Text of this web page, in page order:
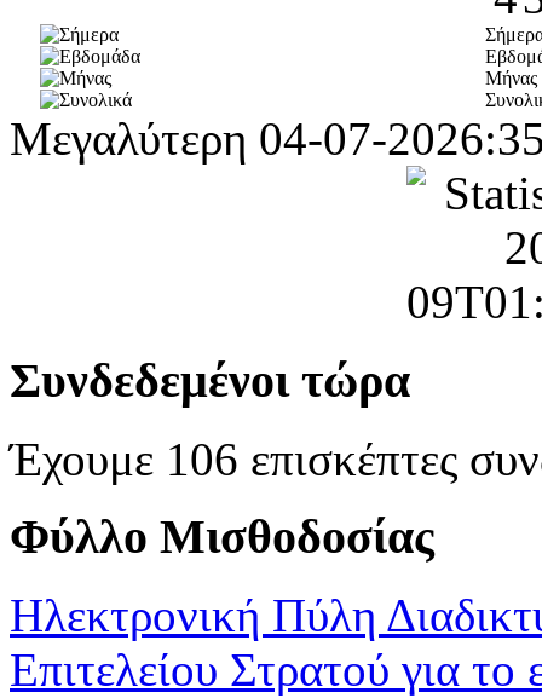
Μήνας
Μεγαλύτερη 04-07-
Συνδεδεμένοι τώρα
Έχουμε 106 επισκέπτες
Φύλλο Μισθοδοσίας
Ηλεκτρονική Πύλη
Επιτελείου Στρατού για το